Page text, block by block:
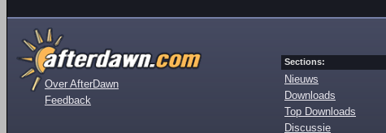
Over AfterDawn
Feedback
Sections:
Nieuws
Downloads
Top Downloads
Discussie